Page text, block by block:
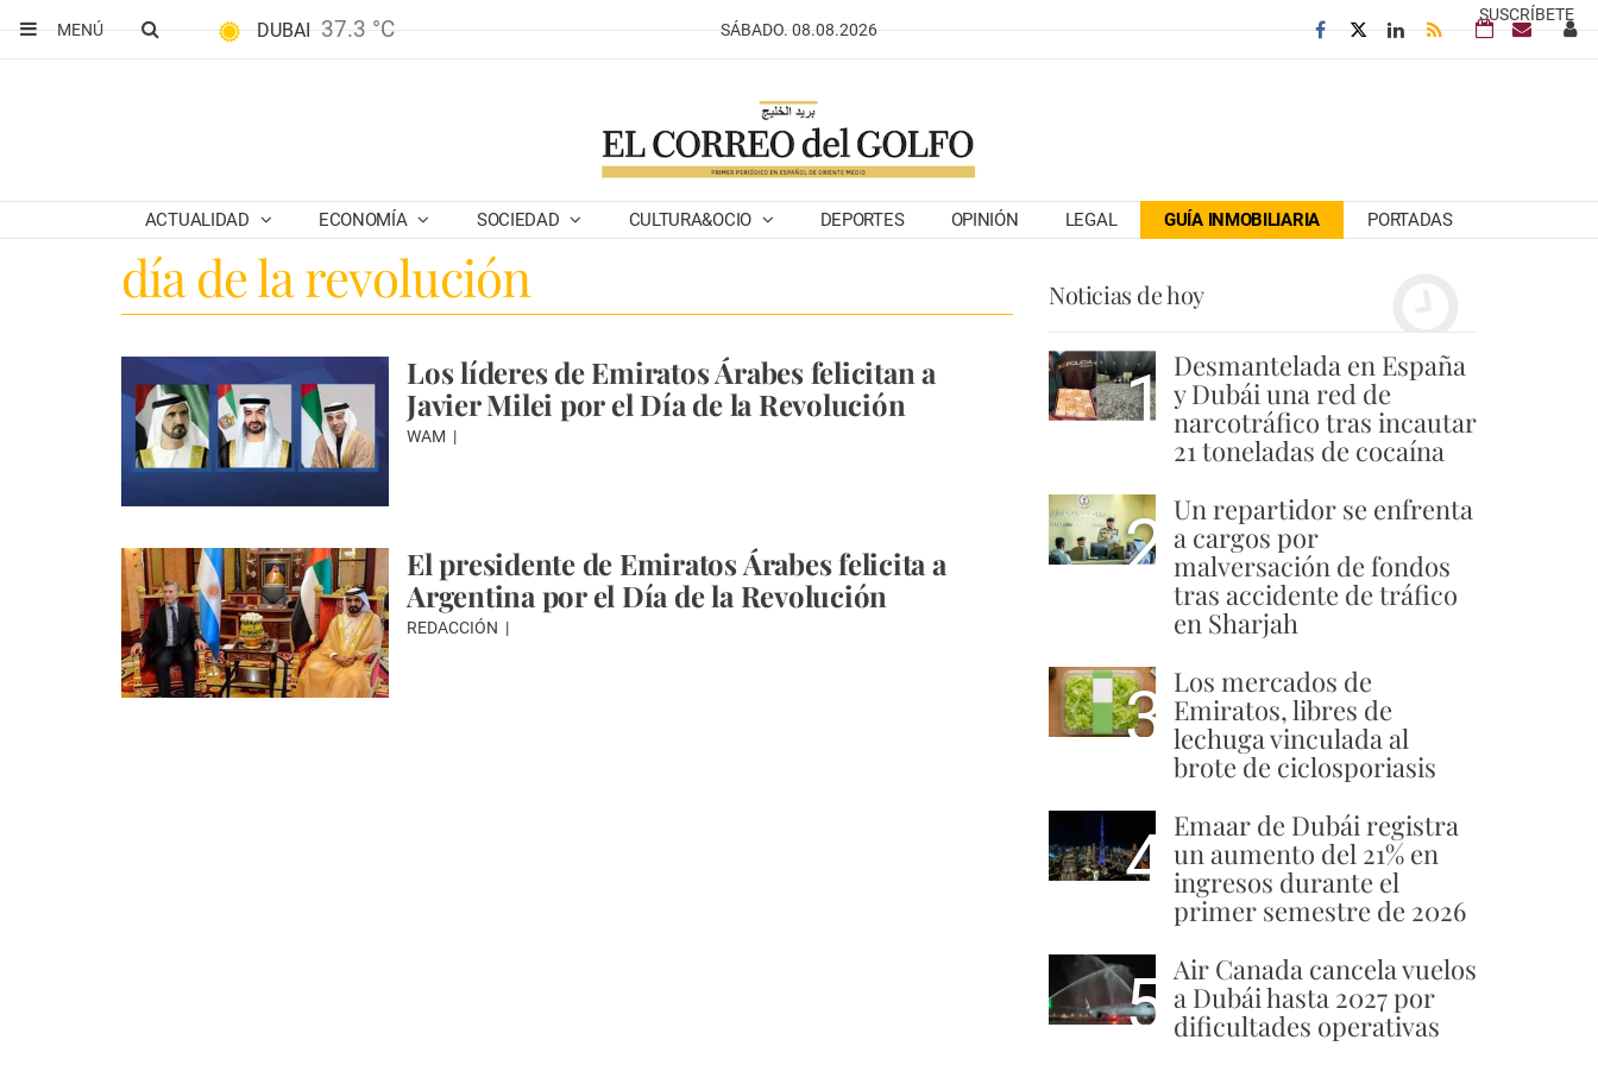
SUSCRÍBETE
MENÚ
DUBAI 37.3 °C SÁBADO. 08.08.2026
ACTUALIDAD ECONOMÍA SOCIEDAD CULTURA&OCIO DEPORTES OPINIÓN LEGAL GUÍA INMOBILIARIA PORTADAS
día de la revolución
Los líderes de Emiratos Árabes felicitan a
Javier Milei por el Día de la Revolución
WAM
El presidente de Emiratos Árabes felicita a
Argentina por el Día de la Revolución
REDACCIÓN
Noticias de hoy
1 Desmantelada en España
y Dubái una red de
narcotráfico tras incautar
21 toneladas de cocaína
2 Un repartidor se enfrenta
a cargos por
malversación de fondos
tras accidente de tráfico
en Sharjah
3 Los mercados de
Emiratos, libres de
lechuga vinculada al
brote de ciclosporiasis
4 Emaar de Dubái registra
un aumento del 21% en
ingresos durante el
primer semestre de 2026
5 Air Canada cancela vuelos
a Dubái hasta 2027 por
dificultades operativas